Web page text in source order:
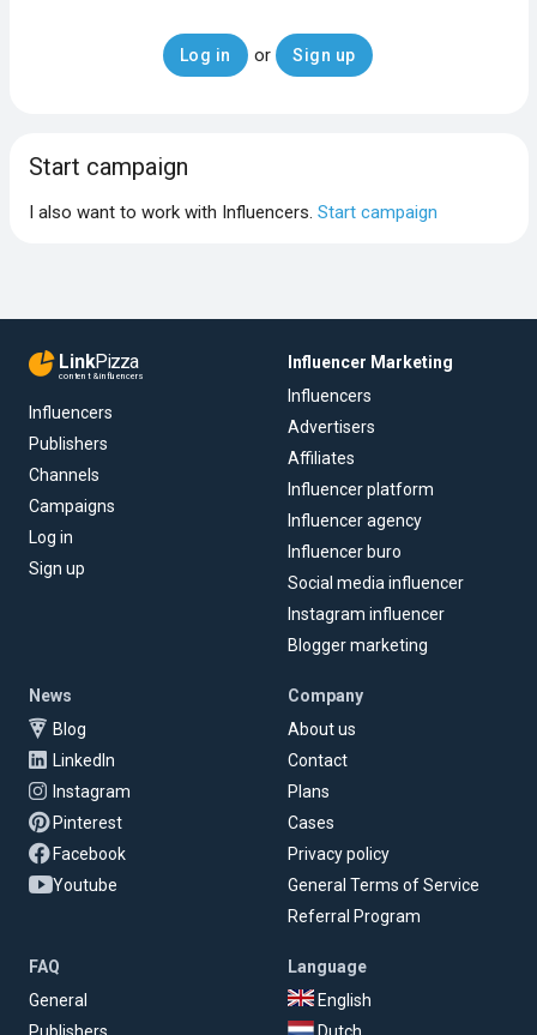
Log in or Sign up
Start campaign
I also want to work with Influencers. Start campaign
LinkPizza
content & influencers
Influencers
Publishers
Channels
Campaigns
Log in
Sign up
Influencer Marketing
Influencers
Advertisers
Affiliates
Influencer platform
Influencer agency
Influencer buro
Social media influencer
Instagram influencer
Blogger marketing
News
Blog
LinkedIn
Instagram
Pinterest
Facebook
Youtube
Company
About us
Contact
Plans
Cases
Privacy policy
General Terms of Service
Referral Program
FAQ
General
Publishers
Language
English
Dutch